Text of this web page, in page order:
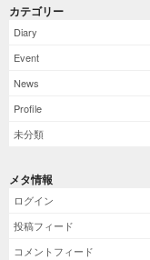
カテゴリー
Diary
Event
News
Profile
未分類
メタ情報
ログイン
投稿フィード
コメントフィード